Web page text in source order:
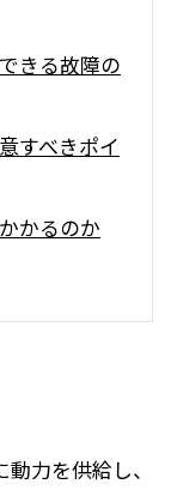
きる故障の
すべきポイ
かるのか
力を供給し、